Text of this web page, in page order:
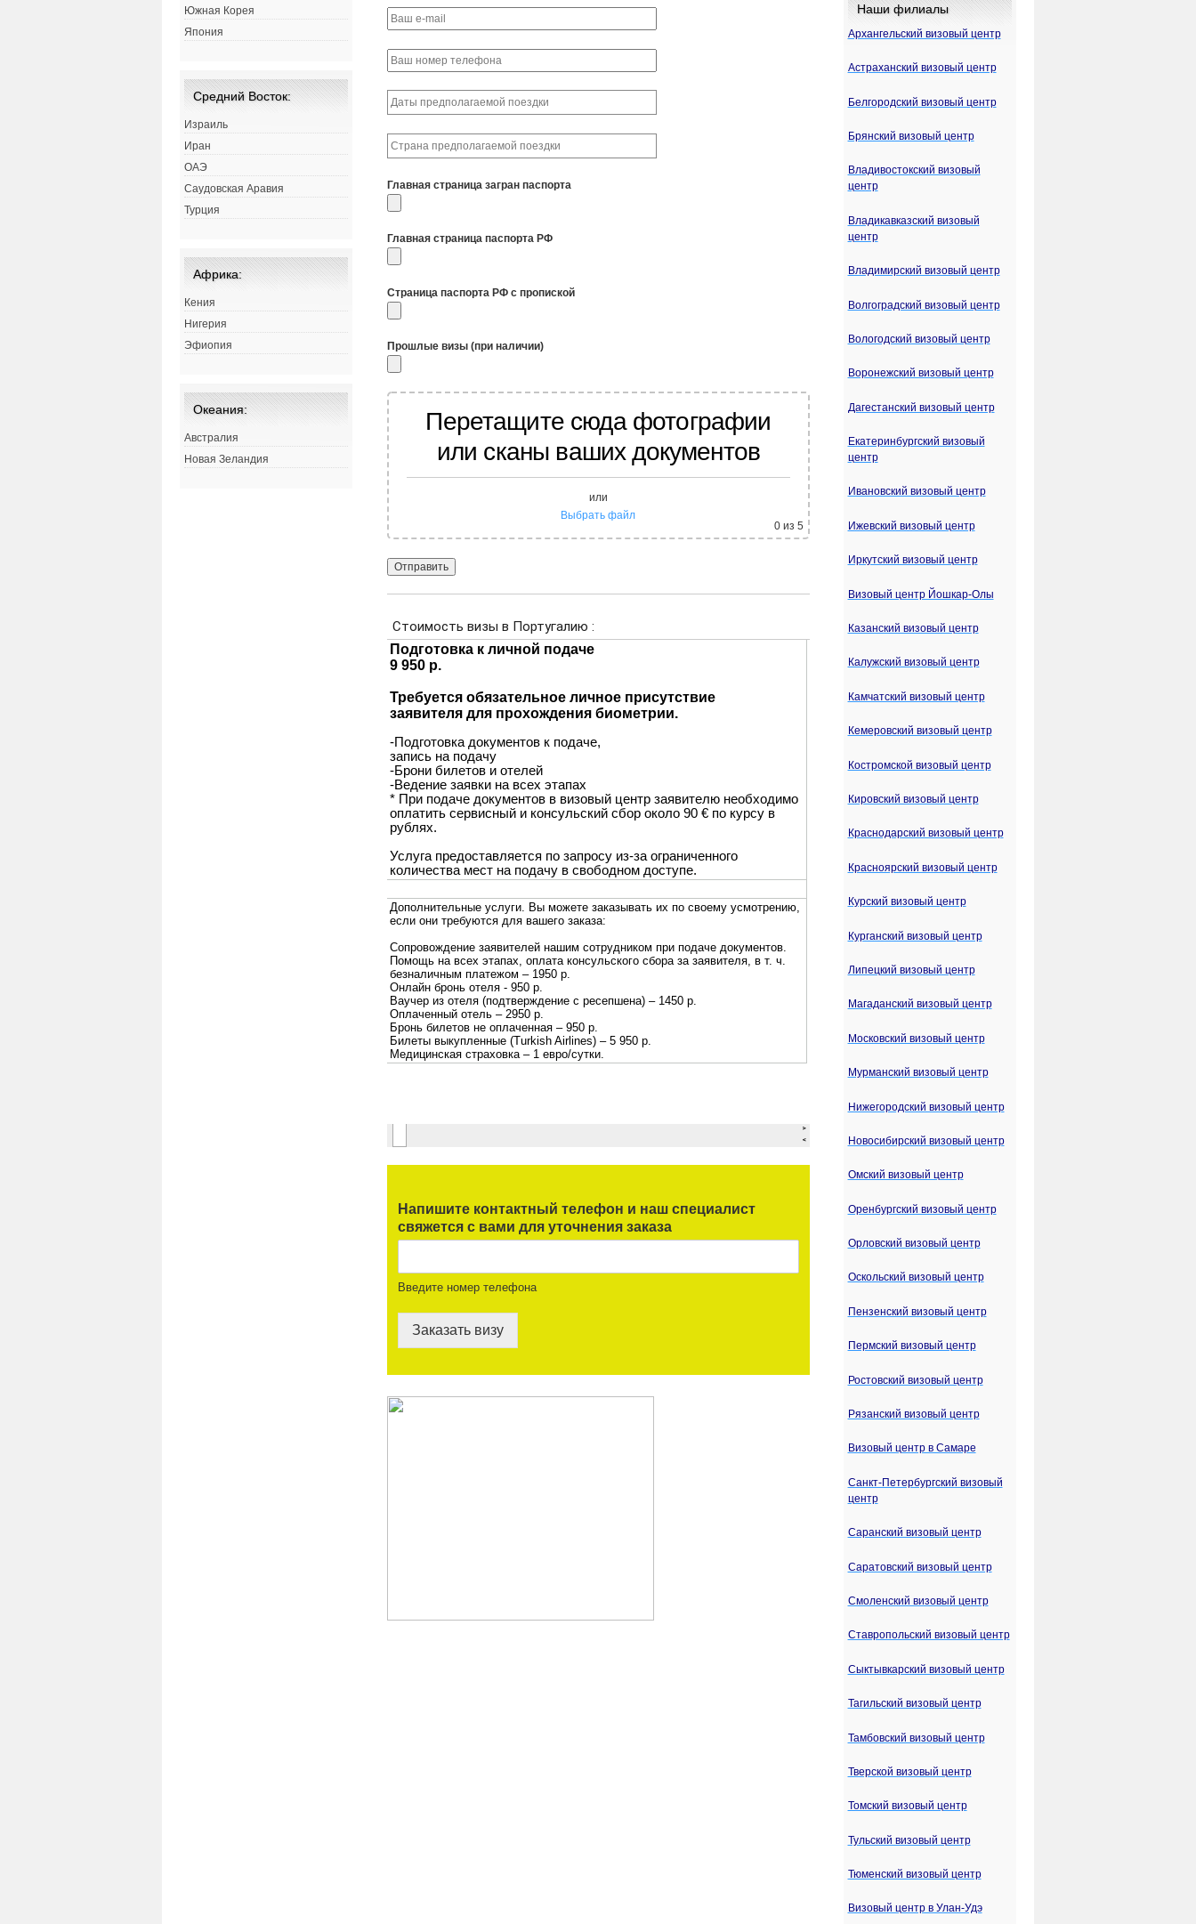
Главная страница загран паспорта
Главная страница паспорта РФ
Страница паспорта РФ с пропиской
Прошлые визы (при наличии)
Перетащите сюда фотографии
или сканы ваших документов
или
Выбрать файл
0из 5
Напишите контактный телефон и наш специалист
свяжется с вами для уточнения заказа
Введите номер телефона
Заказать визу
Южная Корея
Япония
Средний Восток:
Израиль
Иран
ОАЭ
Саудовская Аравия
Турция
Африка:
Кения
Нигерия
Эфиопия
Океания:
Австралия
Новая Зеландия
Наши филиалы
Архангельский визовый центр
Астраханский визовый центр
Белгородский визовый центр
Брянский визовый центр
Владивостокский визовый
центр
Владикавказский визовый
центр
Владимирский визовый центр
Волгоградский визовый центр
Вологодский визовый центр
Воронежский визовый центр
Дагестанский визовый центр
Екатеринбургский визовый
центр
Ивановский визовый центр
Ижевский визовый центр
Иркутский визовый центр
Визовый центр Йошкар-Олы
Казанский визовый центр
Калужский визовый центр
Камчатский визовый центр
Кемеровский визовый центр
Костромской визовый центр
Кировский визовый центр
Краснодарский визовый центр
Красноярский визовый центр
Курский визовый центр
Курганский визовый центр
Липецкий визовый центр
Магаданский визовый центр
Московский визовый центр
Мурманский визовый центр
Нижегородский визовый центр
Новосибирский визовый центр
Омский визовый центр
Оренбургский визовый центр
Орловский визовый центр
Оскольский визовый центр
Пензенский визовый центр
Пермский визовый центр
Ростовский визовый центр
Рязанский визовый центр
Визовый центр в Самаре
Санкт-Петербургский визовый
центр
Саранский визовый центр
Саратовский визовый центр
Смоленский визовый центр
Ставропольский визовый центр
Сыктывкарский визовый центр
Тагильский визовый центр
Тамбовский визовый центр
Тверской визовый центр
Томский визовый центр
Тульский визовый центр
Тюменский визовый центр
Визовый центр в Улан-Удэ